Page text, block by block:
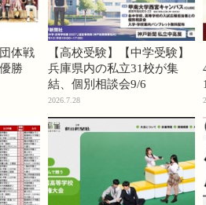
体戦
勝
【高校受験】【中学受験】
兵庫県内の私立31校が集
結、個別相談会9/6
2026.7.28